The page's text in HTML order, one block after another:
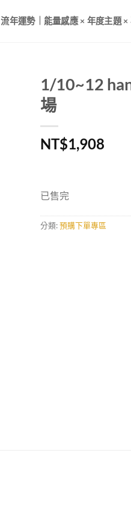
流年運勢｜能量感應 × 年度主題 ×
1/10~12
場
NT$1,908
已售完
分類:預購下單專區